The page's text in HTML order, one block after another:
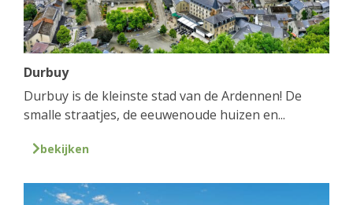
Durbuy
Durbuy is de kleinste stad van de Ardennen! De
smalle straatjes, de eeuwenoude huizen en...
bekijken